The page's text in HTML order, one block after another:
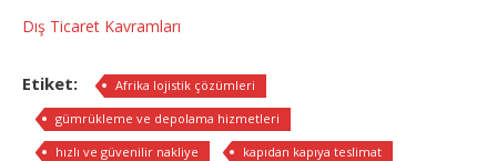
Dış Ticaret Kavramları
Etiket:
Afrika lojistik çözümleri
gümrükleme ve depolama hizmetleri
hızlı ve güvenilir nakliye
kapıdan kapıya teslimat